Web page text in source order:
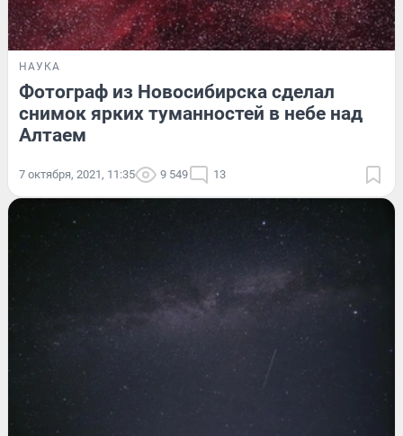
НАУКА
Фотограф из Новосибирска сделал
снимок ярких туманностей в небе над
Алтаем
7 октября, 2021, 11:35 9 549 13